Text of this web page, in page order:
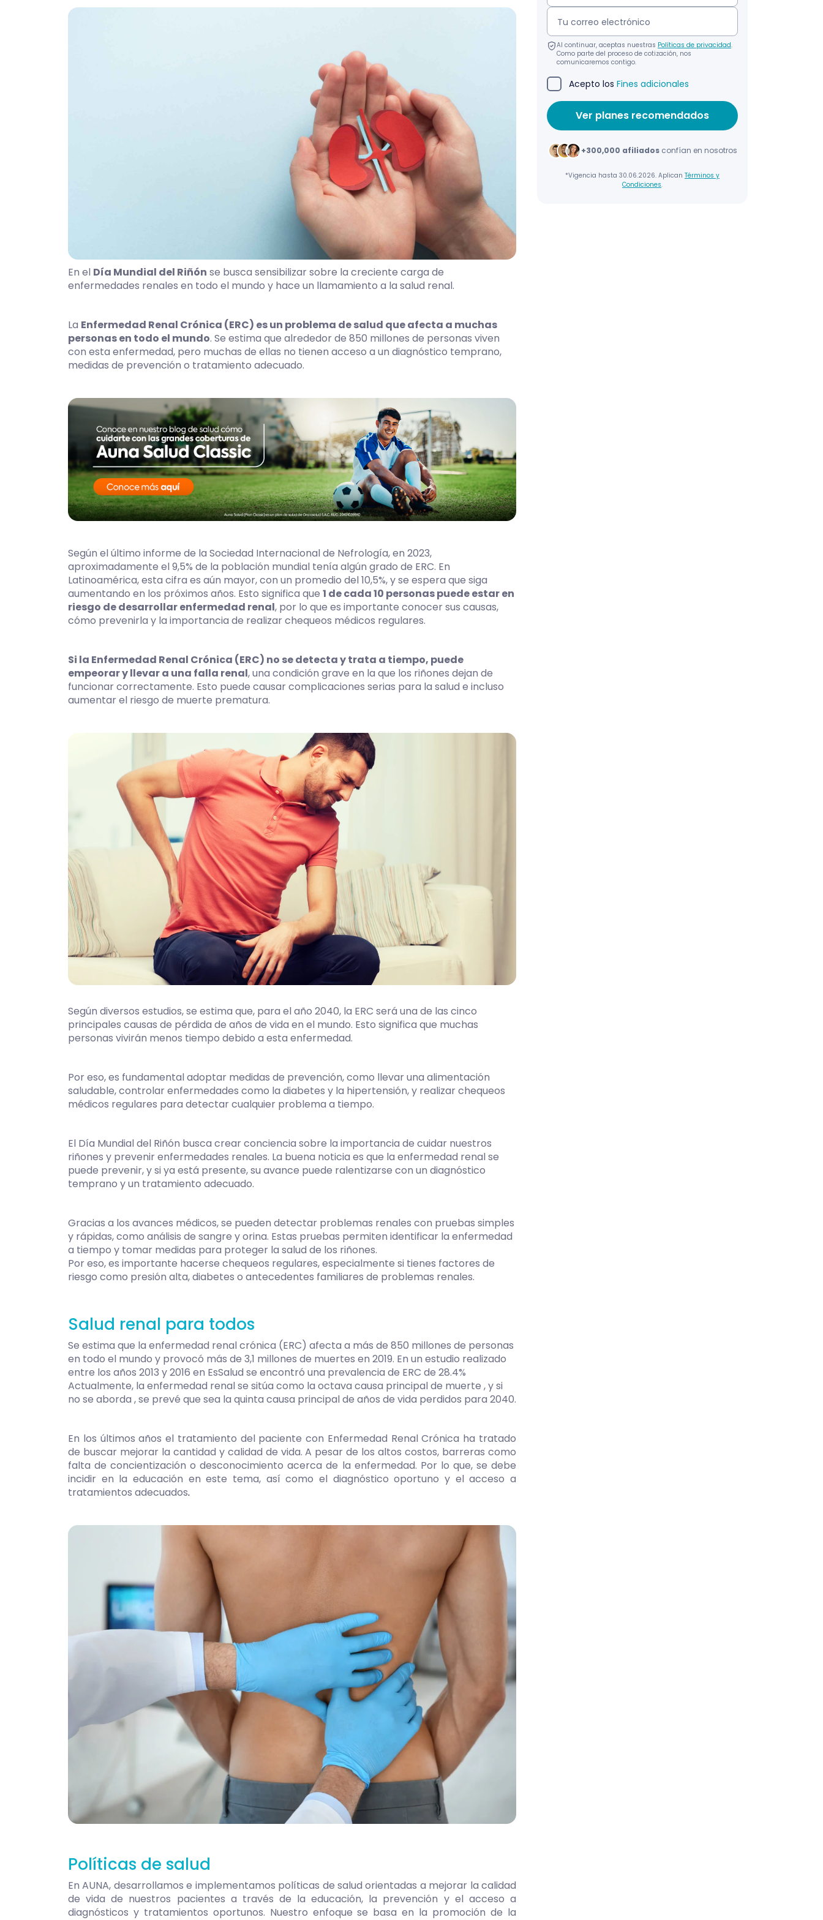
En el Día Mundial del Riñón se busca sensibilizar sobre la creciente carga de
enfermedades renales en todo el mundo y hace un llamamiento a la salud renal.
La Enfermedad Renal Crónica (ERC) es un problema de salud que afecta a muchas
personas en todo el mundo. Se estima que alrededor de 850 millones de personas viven
con esta enfermedad, pero muchas de ellas no tienen acceso a un diagnóstico temprano,
medidas de prevención o tratamiento adecuado.
Según el último informe de la Sociedad Internacional de Nefrología, en 2023,
aproximadamente el 9,5% de la población mundial tenía algún grado de ERC. En
Latinoamérica, esta cifra es aún mayor, con un promedio del 10,5%, y se espera que siga
aumentando en los próximos años. Esto significa que 1 de cada 10 personas puede estar en
riesgo de desarrollar enfermedad renal, por lo que es importante conocer sus causas,
cómo prevenirla y la importancia de realizar chequeos médicos regulares.
Si la Enfermedad Renal Crónica (ERC) no se detecta y trata a tiempo, puede
empeorar y llevar a una falla renal, una condición grave en la que los riñones dejan de
funcionar correctamente. Esto puede causar complicaciones serias para la salud e incluso
aumentar el riesgo de muerte prematura.
Según diversos estudios, se estima que, para el año 2040, la ERC será una de las cinco
principales causas de pérdida de años de vida en el mundo. Esto significa que muchas
personas vivirán menos tiempo debido a esta enfermedad.
Por eso, es fundamental adoptar medidas de prevención, como llevar una alimentación
saludable, controlar enfermedades como la diabetes y la hipertensión, y realizar chequeos
médicos regulares para detectar cualquier problema a tiempo.
El Día Mundial del Riñón busca crear conciencia sobre la importancia de cuidar nuestros
riñones y prevenir enfermedades renales. La buena noticia es que la enfermedad renal se
puede prevenir, y si ya está presente, su avance puede ralentizarse con un diagnóstico
temprano y un tratamiento adecuado.
Gracias a los avances médicos, se pueden detectar problemas renales con pruebas simples
y rápidas, como análisis de sangre y orina. Estas pruebas permiten identificar la enfermedad
a tiempo y tomar medidas para proteger la salud de los riñones.
Por eso, es importante hacerse chequeos regulares, especialmente si tienes factores de
riesgo como presión alta, diabetes o antecedentes familiares de problemas renales.
Salud renal para todos
Se estima que la enfermedad renal crónica (ERC) afecta a más de 850 millones de personas
en todo el mundo y provocó más de 3,1 millones de muertes en 2019. En un estudio realizado
entre los años 2013 y 2016 en EsSalud se encontró una prevalencia de ERC de 28.4%
Actualmente, la enfermedad renal se sitúa como la octava causa principal de muerte , y si
no se aborda , se prevé que sea la quinta causa principal de años de vida perdidos para 2040.
En los últimos años el tratamiento del paciente con Enfermedad Renal Crónica ha tratado
de buscar mejorar la cantidad y calidad de vida. A pesar de los altos costos, barreras como
falta de concientización o desconocimiento acerca de la enfermedad. Por lo que, se debe
incidir en la educación en este tema, así como el diagnóstico oportuno y el acceso a
tratamientos adecuados.
Políticas de salud
En AUNA, desarrollamos e implementamos políticas de salud orientadas a mejorar la calidad
de vida de nuestros pacientes a través de la educación, la prevención y el acceso a
diagnósticos y tratamientos oportunos. Nuestro enfoque se basa en la promoción de la
Al continuar, aceptas nuestras Políticas de privacidad.
Como parte del proceso de cotización, nos
comunicaremos contigo.
Acepto los Fines adicionales
+300,000 afiliadosconfían en nosotros
*Vigencia hasta 30.06.2026. Aplican Términos y
Condiciones.